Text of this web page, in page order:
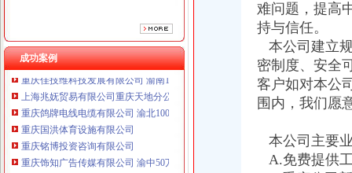
成功案例
重庆欧氏科技发展有限公司 渝九50万 （进出口权）
重庆盛旗投资咨询有限公司 渝中10万 （工商注册）
重庆佳技维科技发展有限公司 渝南100万 （进出口权）
上海兆妩贸易有限公司重庆天地分公司 渝中 （工商注册）
重庆鸽牌电线电缆有限公司 渝北10010万 (进出口权)
重庆国洪体育设施有限公司
重庆铭博投资咨询有限公司
重庆饰知广告传媒有限公司 渝中50万 （工商注册）
重庆朗熙贷款咨询有限公司 渝南 （工商注册）
难问题，提高
持与信任。
本公司建立
密制度、安全
客户如对本公
围内，我们愿
本公司主要
A.免费提供